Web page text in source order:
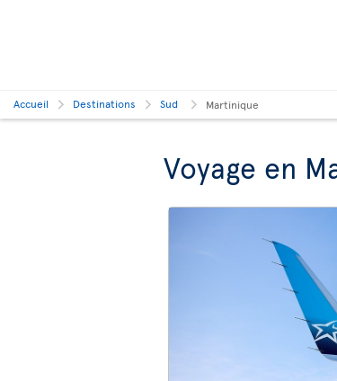
Accueil Destinations Sud Martinique
Voyage en